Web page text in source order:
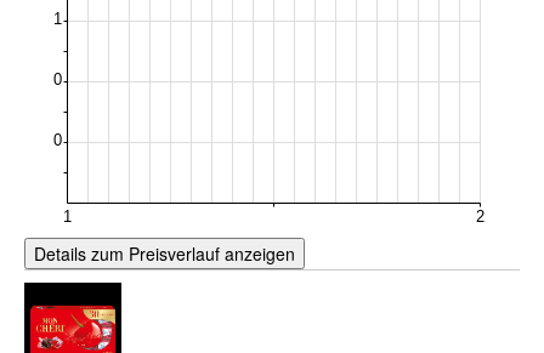
Details zum Preisverlauf anzeigen